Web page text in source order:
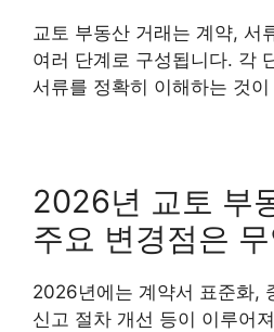
교토 부동산 거래는 계약, 서
여러 단계로 구성됩니다. 각
서류를 정확히 이해하는 것
2026년 교토 부
주요 변경점은
2026년에는 계약서 표준화,
신고 절차 개선 등이 이루어